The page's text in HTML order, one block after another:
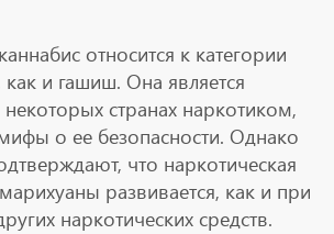
относится к категории
и гашиш. Она является
странах наркотиком,
о ее безопасности. Однако
что наркотическая
развивается, как и при
наркотических средств.